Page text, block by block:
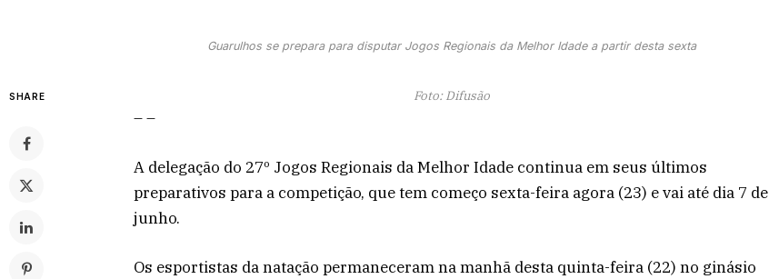
Guarulhos se prepara para disputar Jogos Regionais da Melhor Idade a partir desta sexta
SHARE Foto: Difusão
– –
A delegação do 27º Jogos Regionais da Melhor Idade continua em seus últimos
preparativos para a competição, que tem começo sexta-feira agora (23) e vai até dia 7 de
junho.
Os esportistas da natação permaneceram na manhã desta quinta-feira (22) no ginásio